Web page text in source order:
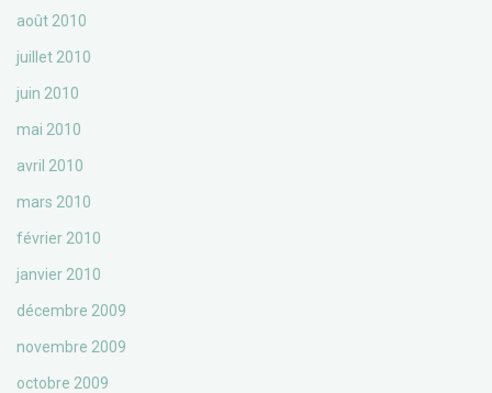
août 2010
juillet 2010
juin 2010
mai 2010
avril 2010
mars 2010
février 2010
janvier 2010
décembre 2009
novembre 2009
octobre 2009